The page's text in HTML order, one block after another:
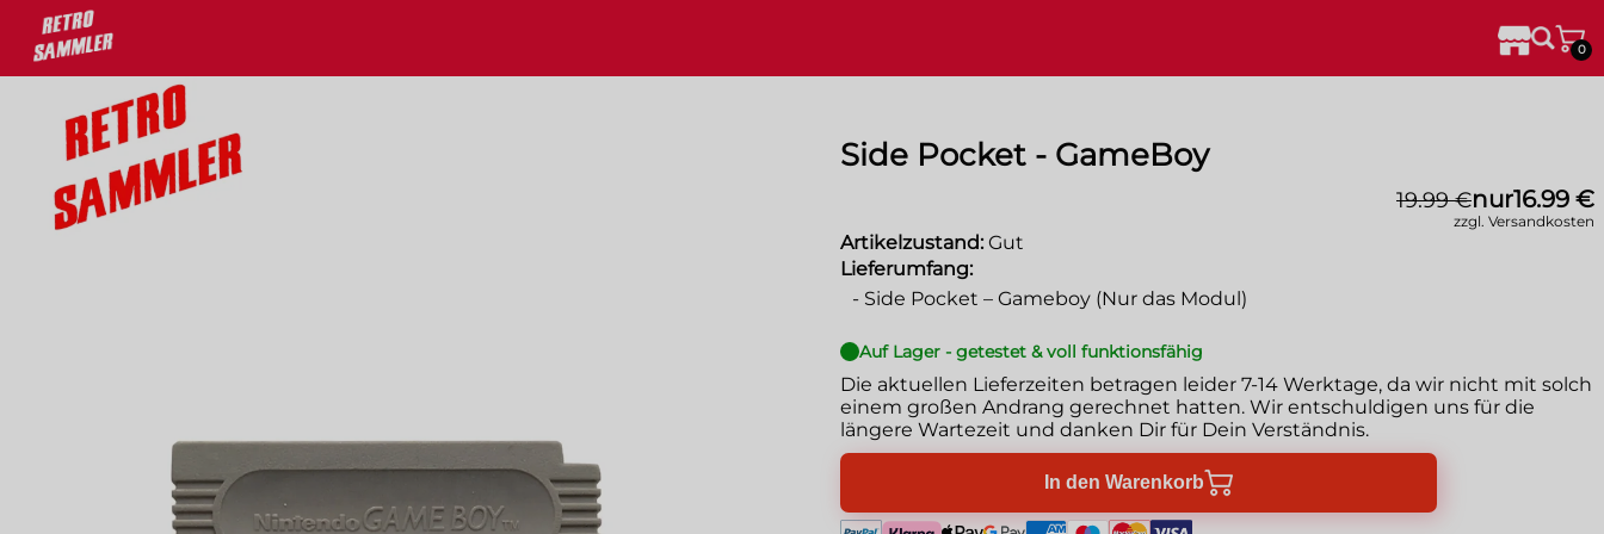
30% auf deine Lieblingsprodukte! 0
Side Pocket - GameBoy
19.99 €nur16.99 €
zzgl. Versandkosten
Artikelzustand: Gut
Lieferumfang:
- Side Pocket – Gameboy (Nur das Modul)
Auf Lager - getestet & voll funktionsfähig
Die aktuellen Lieferzeiten betragen leider 7-14 Werktage, da wir nicht mit solch
einem großen Andrang gerechnet hatten. Wir entschuldigen uns für die
längere Wartezeit und danken Dir für Dein Verständnis.
In den Warenkorb